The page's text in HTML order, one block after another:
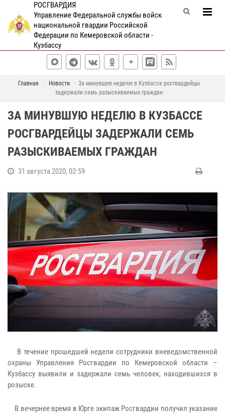
РОСГВАРДИЯ
Управление Федеральной службы войск
национальной гвардии Российской
Федерации по Кемеровской области -
Кузбассу
Главная Новости
За минувшую неделю в Кузбассе росгвардейцы
задержали семь разыскиваемых граждан
ЗА МИНУВШУЮ НЕДЕЛЮ В КУЗБАССЕ
РОСГВАРДЕЙЦЫ ЗАДЕРЖАЛИ СЕМЬ
РАЗЫСКИВАЕМЫХ ГРАЖДАН
31 августа 2020, 02:59
В течение прошедшей недели сотрудники вневедомственной
охраны Управления Росгвардии по Кемеровской области –
Кузбассу выявили и задержали семь человек, находившихся в
розыске.
В вечернее время в Юрге экипаж Росгвардии получил указание